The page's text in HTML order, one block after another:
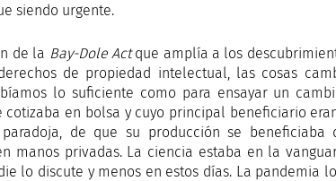
siendo urgente.
de la Bay-Dole Actque amplía a los
de propiedad intelectual, las cosas
lo suficiente como para ensayar un
en bolsa y cuyo principal beneficiario
de que su producción se beneficiaba
manos privadas. La ciencia estaba en la
lo discute y menos en estos días. La pandemia